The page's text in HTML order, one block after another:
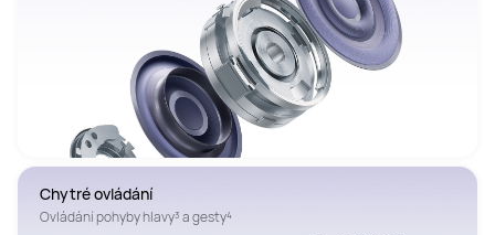
Chytré ovládání
Ovládání pohyby hlavy³ a gesty⁴